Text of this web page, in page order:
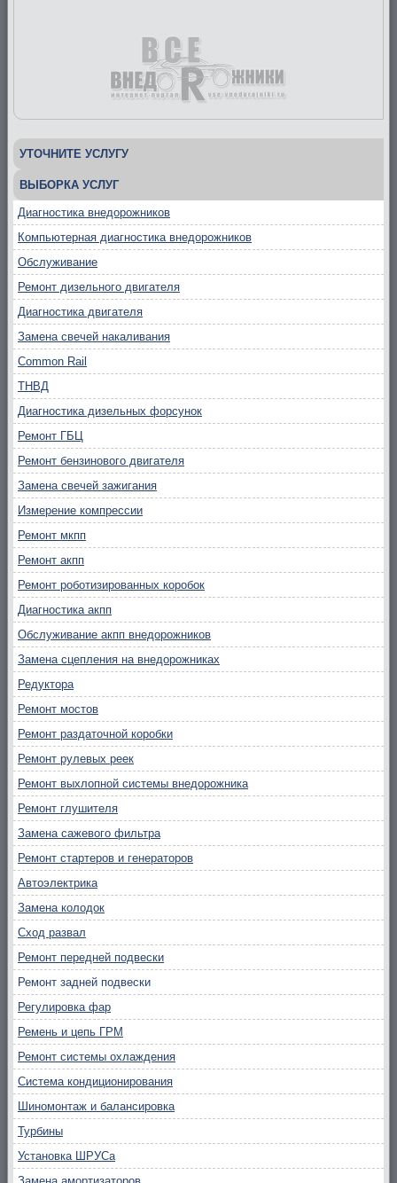
УТОЧНИТЕ УСЛУГУ
ВЫБОРКА УСЛУГ
Диагностика внедорожников
Компьютерная диагностика внедорожников
Обслуживание
Ремонт дизельного двигателя
Диагностика двигателя
Замена свечей накаливания
Common Rail
ТНВД
Диагностика дизельных форсунок
Ремонт ГБЦ
Ремонт бензинового двигателя
Замена свечей зажигания
Измерение компрессии
Ремонт мкпп
Ремонт акпп
Ремонт роботизированных коробок
Диагностика акпп
Обслуживание акпп внедорожников
Замена сцепления на внедорожниках
Редуктора
Ремонт мостов
Ремонт раздаточной коробки
Ремонт рулевых реек
Ремонт выхлопной системы внедорожника
Ремонт глушителя
Замена сажевого фильтра
Ремонт стартеров и генераторов
Автоэлектрика
Замена колодок
Сход развал
Ремонт передней подвески
Ремонт задней подвески
Регулировка фар
Ремень и цепь ГРМ
Ремонт системы охлаждения
Система кондиционирования
Шиномонтаж и балансировка
Турбины
Установка ШРУСа